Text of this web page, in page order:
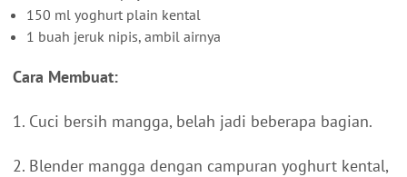
150 ml yoghurt plain kental
1 buah jeruk nipis, ambil airnya
Cara Membuat:
1. Cuci bersih mangga, belah jadi beberapa bagian.
2. Blender mangga dengan campuran yoghurt kental,